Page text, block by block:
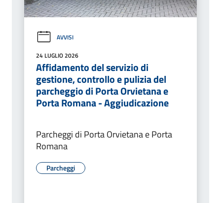
AVVISI
24 LUGLIO 2026
Affidamento del servizio di
gestione, controllo e pulizia del
parcheggio di Porta Orvietana e
Porta Romana - Aggiudicazione
Parcheggi di Porta Orvietana e Porta
Romana
Parcheggi